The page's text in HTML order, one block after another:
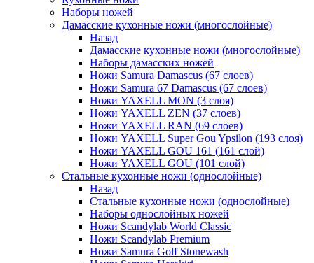
Наборы ножей
Дамасские кухонные ножи (многослойные)
Назад
Дамасские кухонные ножи (многослойные)
Наборы дамасских ножей
Ножи Samura Damascus (67 слоев)
Ножи Samura 67 Damascus (67 слоев)
Ножи YAXELL MON (3 слоя)
Ножи YAXELL ZEN (37 слоев)
Ножи YAXELL RAN (69 слоев)
Ножи YAXELL Super Gou Ypsilon (193 слоя)
Ножи YAXELL GOU 161 (161 слой)
Ножи YAXELL GOU (101 слой)
Стальные кухонные ножи (однослойные)
Назад
Стальные кухонные ножи (однослойные)
Наборы однослойных ножей
Ножи Scandylab World Classic
Ножи Scandylab Premium
Ножи Samura Golf Stonewash